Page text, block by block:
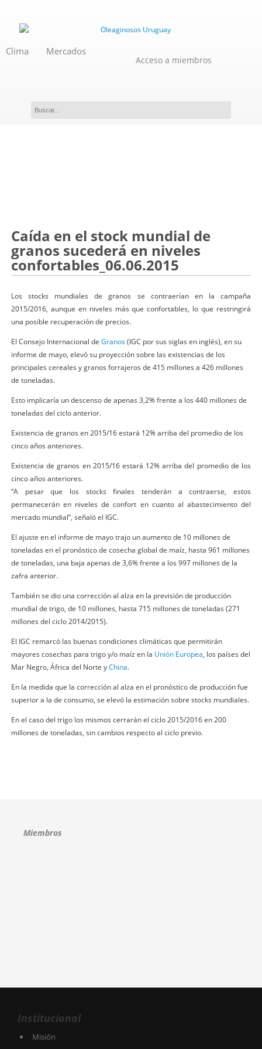
Clima Mercados
Acceso a miembros
Caída en el stock mundial de
granos sucederá en niveles
confortables_06.06.2015
Los stocks mundiales de granos se contraerían en la campaña
2015/2016, aunque en niveles más que confortables, lo que restringirá
una posible recuperación de precios.
El Consejo Internacional de Granos(IGC por sus siglas en inglés), en su
informe de mayo, elevó su proyección sobre las existencias de los
principales cereales y granos forrajeros de 415 millones a 426 millones
de toneladas.
Esto implicaría un descenso de apenas 3,2% frente a los 440 millones de
toneladas del ciclo anterior.
Existencia de granos en 2015/16 estará 12% arriba del promedio de los
cinco años anteriores.
Existencia de granos en 2015/16 estará 12% arriba del promedio de los
cinco años anteriores.
“A pesar que los stocks finales tenderán a contraerse, estos
permanecerán en niveles de confort en cuanto al abastecimiento del
mercado mundial”, señaló el IGC.
El ajuste en el informe de mayo trajo un aumento de 10 millones de
toneladas en el pronóstico de cosecha global de maíz, hasta 961 millones
de toneladas, una baja apenas de 3,6% frente a los 997 millones de la
zafra anterior.
También se dio una corrección al alza en la previsión de producción
mundial de trigo, de 10 millones, hasta 715 millones de toneladas (271
millones del ciclo 2014/2015).
El IGC remarcó las buenas condiciones climáticas que permitirán
mayores cosechas para trigo y/o maíz en la Unión Europea, los países del
Mar Negro, África del Norte yChina.
En la medida que la corrección al alza en el pronóstico de producción fue
superior a la de consumo, se elevó la estimación sobre stocks mundiales.
En el caso del trigo los mismos cerrarán el ciclo 2015/2016 en 200
millones de toneladas, sin cambios respecto al ciclo previo.
Miembros
Institucional
Misión